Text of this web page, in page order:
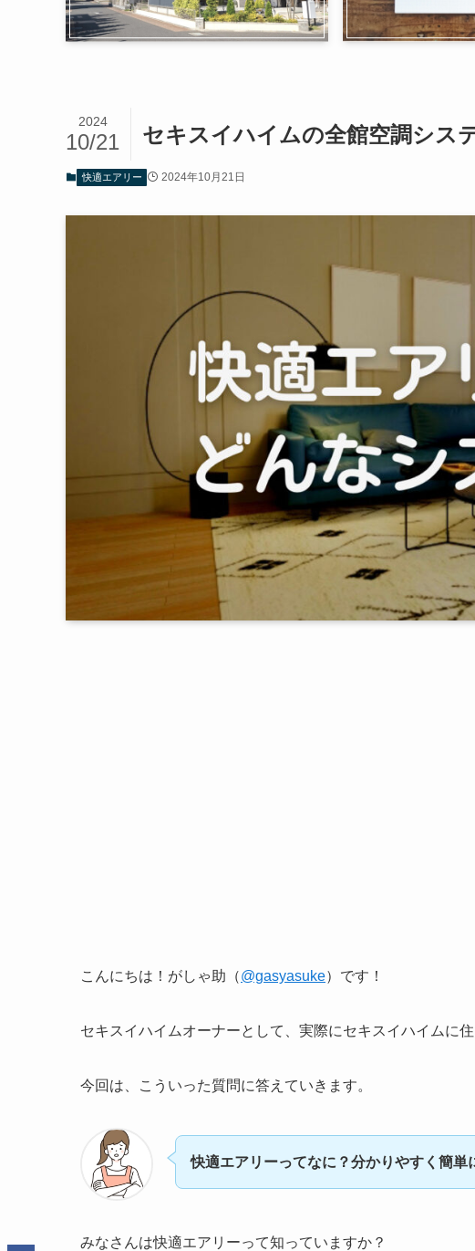
セキスイハイムの全館空調シス
2024
10/21
快適エアリー 2024年10月21日
こんにちは！がしゃ助（@gasyasuke）です！
セキスイハイムオーナーとして、実際にセキスイハイムに
今回は、こういった質問に答えていきます。
快適エアリーってなに？分かりやすく簡単
みなさんは快適エアリーって知っていますか？